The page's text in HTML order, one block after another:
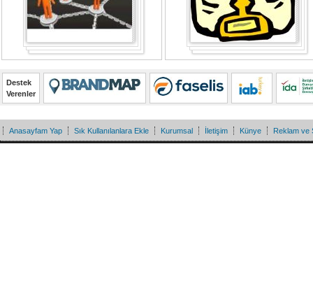
Destek
Verenler
Anasayfam Yap Sık Kullanılanlara Ekle Kurumsal İletişim Künye Reklam ve